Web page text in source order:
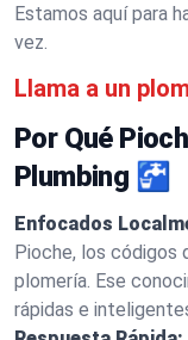
Estamos aquí para
vez.
Llama a un
Por Qué
Plumbing 🚰
Enfocados
Pioche, los códigos
plomería. Ese
rápidas e